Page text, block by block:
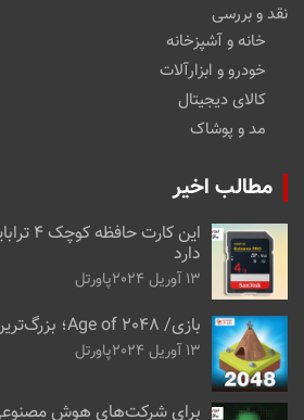
نقد و بررسی
خانه و آشپزخانه
خودرو و ابزارآلات
کالای دیجیتال
مد و پوشاک
مطالب اخیر
این
دارد
13 آوریل 2024 پاورتل
بازی/ Age of 2048؛ بزرگ‌ترین تمدن جهان را بسازید
13 آوریل 2024 پاورتل
برای شرکت‌های هوش